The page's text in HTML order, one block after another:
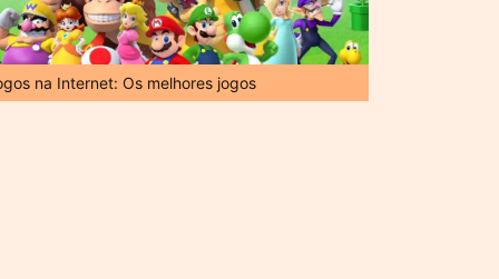
na Internet: Os melhores jogos